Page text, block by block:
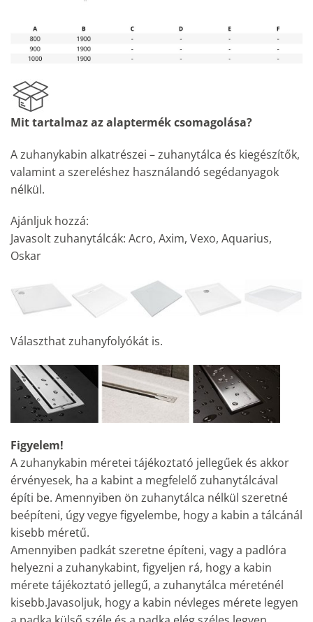
Mit tartalmaz az alaptermék csomagolása?
A zuhanykabin alkatrészei – zuhanytálca és kiegészítők,
valamint a szereléshez használandó segédanyagok
nélkül.
Ajánljuk hozzá:
Javasolt zuhanytálcák: Acro, Axim, Vexo, Aquarius,
Oskar
Választhat zuhanyfolyókát is.
Figyelem!
A zuhanykabin méretei tájékoztató jellegűek és akkor
érvényesek, ha a kabint a megfelelő zuhanytálcával
építi be. Amennyiben ön zuhanytálca nélkül szeretné
beépíteni, úgy vegye figyelembe, hogy a kabin a tálcánál
kisebb méretű.
Amennyiben padkát szeretne építeni, vagy a padlóra
helyezni a zuhanykabint, figyeljen rá, hogy a kabin
mérete tájékoztató jellegű, a zuhanytálca méreténél
kisebb.Javasoljuk, hogy a kabin névleges mérete legyen